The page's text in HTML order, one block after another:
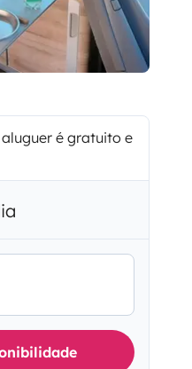
é gratuito e